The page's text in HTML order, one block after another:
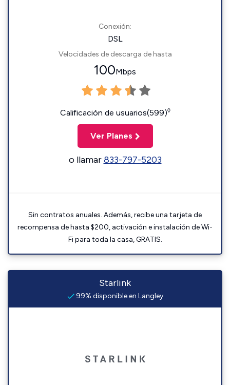
Conexión:
DSL
Velocidades de descarga de hasta
100Mbps
Calificación de usuarios(599)◊
Ver Planes
o llamar833-797-5203
Sin contratos anuales. Además, recibe una tarjeta de
recompensa de hasta $200, activación e instalación de Wi-
Fi para toda la casa, GRATIS.
Starlink
99% disponible en Langley